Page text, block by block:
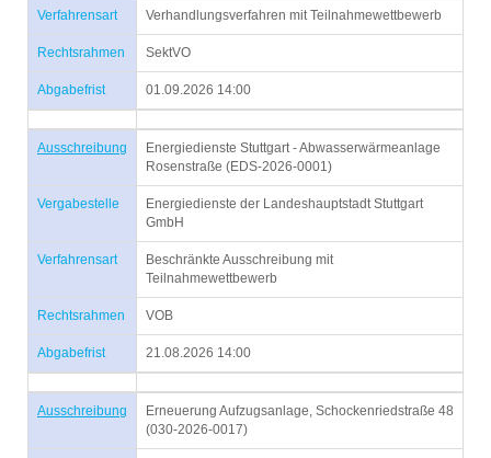
Verfahrensart Verhandlungsverfahren mit Teilnahmewettbewerb
Rechtsrahmen SektVO
Abgabefrist 01.09.2026 14:00
Ausschreibung
Energiedienste Stuttgart - Abwasserwärmeanlage
Rosenstraße (EDS-2026-0001)
Vergabestelle
Energiedienste der Landeshauptstadt Stuttgart
GmbH
Verfahrensart
Beschränkte Ausschreibung mit
Teilnahmewettbewerb
Rechtsrahmen VOB
Abgabefrist 21.08.2026 14:00
Ausschreibung
Erneuerung Aufzugsanlage, Schockenriedstraße 48
(030-2026-0017)